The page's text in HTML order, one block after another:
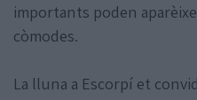
importants poden
còmodes.
La lluna a Escorpí et